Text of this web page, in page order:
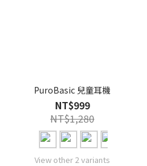
PuroBasic 兒童耳機
NT$999
NT$1,280
View other 2 variants